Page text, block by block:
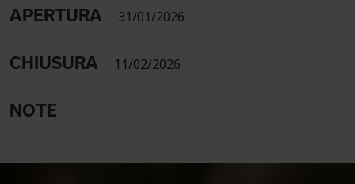
APERTURA 31/01/2026
CHIUSURA 11/02/2026
NOTE